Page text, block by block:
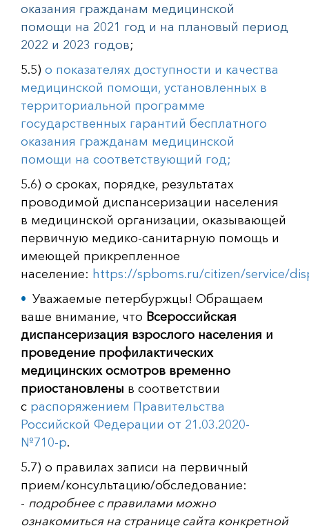
оказания гражданам медицинской
помощи на 2021 год и на плановый период
2022 и 2023 годов;
5.5) о показателях доступности и качества
медицинской помощи, установленных в
территориальной программе
государственных гарантий бесплатного
оказания гражданам медицинской
помощи на соответствующий год;
5.6) о сроках, порядке, результатах
проводимой диспансеризации населения
в медицинской организации, оказывающей
первичную медико-санитарную помощь и
имеющей прикрепленное
население: https://spboms.ru/citizen/service/
Уважаемые петербуржцы! Обращаем
ваше внимание, что Всероссийская
диспансеризация взрослого населения и
проведение профилактических
медицинских осмотров временно
приостановлены в соответствии
с распоряжением Правительства
Российской Федерации от 21.03.2020-
№710-р.
5.7) о правилах записи на первичный
прием/консультацию/обследование:
- подробнее с правилами можно
ознакомиться на странице сайта конкретной